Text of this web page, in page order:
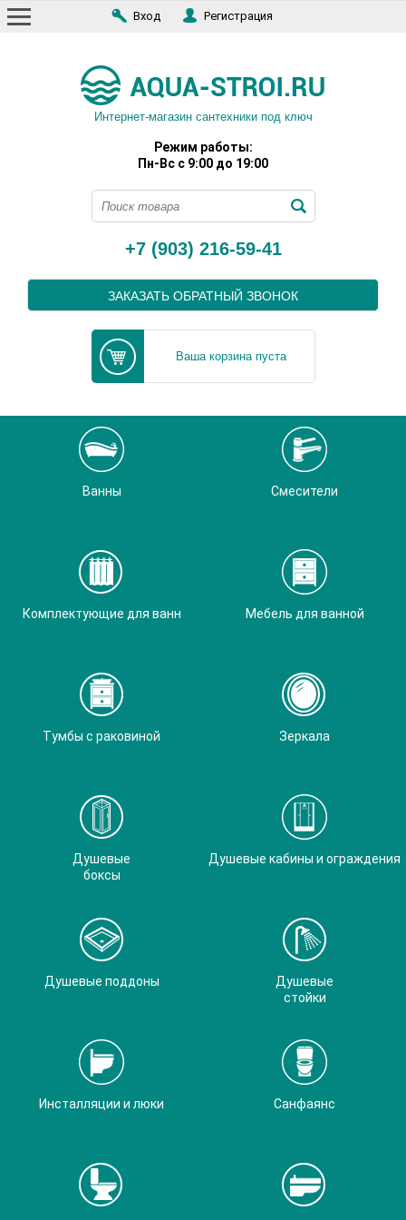
Вход Регистрация
Интернет-магазин сантехники под ключ
Режим работы:
Пн-Вс с 9:00 до 19:00
+7 (903) 216-59-41
ЗАКАЗАТЬ ОБРАТНЫЙ ЗВОНОК
Ваша корзина пуста
Ванны Смесители
Комплектующие для ванн Мебель для ванной
Тумбы с раковиной Зеркала
Душевые
боксы
Душевые кабины и ограждения
Душевые поддоны
Душевые
стойки
Инсталляции и люки Санфаянс